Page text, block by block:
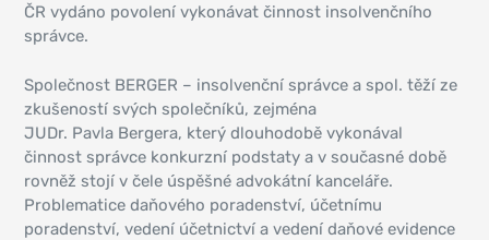
ČR vydáno povolení vykonávat činnost insolvenčního
správce.
Společnost BERGER – insolvenční správce a spol. těží ze
zkušeností svých společníků, zejména
JUDr. Pavla Bergera, který dlouhodobě vykonával
činnost správce konkurzní podstaty a v současné době
rovněž stojí v čele úspěšné advokátní kanceláře.
Problematice daňového poradenství, účetnímu
poradenství, vedení účetnictví a vedení daňové evidence